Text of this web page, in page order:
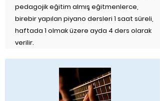
pedagojik eğitim almış eğitmenlerce,
birebir yapılan piyano dersleri 1 saat süreli,
haftada 1 olmak üzere ayda 4 ders olarak
verilir.